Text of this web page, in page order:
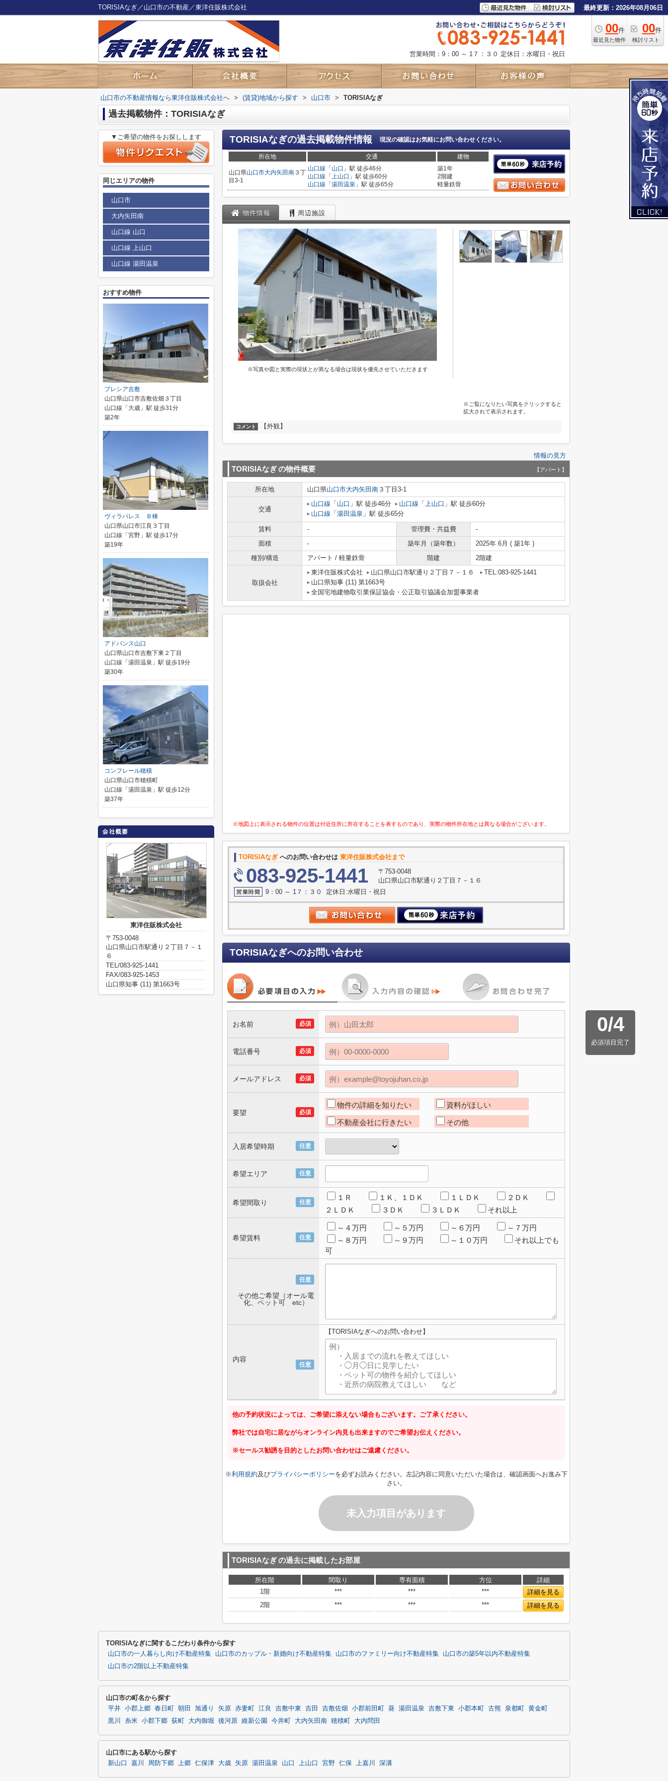
TORISIAなぎ／山口市の不動産／東洋住販株式会社 最終更新：2026年08月06日
00件
最近見た物件
00件
検討リスト
営業時間：9：00 ～ 1７：３０ 定休日：水曜日・祝日
山口市の不動産情報なら東洋住販株式会社へ > (賃貸)地域から探す > 山口市 > TORISIAなぎ
過去掲載物件：TORISIAなぎ
TORISIAなぎの過去掲載物件情報 現況の確認はお気軽にお問い合わせください。
所在地 交通 建物
山口県山口市大内矢田南 ３丁
目3-1
山口線 「 山口 」駅 徒歩46分
山口線 「 上山口 」駅 徒歩60分
山口線 「 湯田温泉 」駅 徒歩65分
築1年
2階建
軽量鉄骨
物件情報 周辺施設
※写真や図と実際の現状とが異なる場合は現状を優先させていただきます
※ご覧になりたい写真をクリックすると
拡大されて表示されます。
コメント 【外観】
情報の見方
TORISIAなぎの物件概要 【アパート】
所在地 山口県山口市大内矢田南 ３丁目3-1
交通
山口線 「 山口 」駅 徒歩46分 山口線 「 上山口 」駅 徒歩60分
山口線 「 湯田温泉 」駅 徒歩65分
賃料 - 管理費・共益費
-
面積
- 築年月（築年数）
2025年 6月 ( 築1年 )
種別/構造
アパート / 軽量鉄骨 階建 2階建
取扱会社
東洋住販株式会社 山口県山口市駅通り２丁目７－１６
TEL:083-925-1441
山口県知事 (11) 第1663号
全国宅地建物取引業保証協会・公正取引協議会加盟事業者
※地図上に表示される物件の位置は付近住所に所在することを表すものであり、実際の物件所在地とは異なる場合がございます。
TORISIAなぎ へのお問い合わせは 東洋住販株式会社まで
083-925-1441
〒753-0048
山口県山口市駅通り２丁目７－１６
9：00 ～ 1７：３０ 定休日:水曜日・祝日
TORISIAなぎへのお問い合わせ
0/4
必須項目完了
必須
お名前
必須
電話番号
必須
メールアドレス
必須
要望
物件の詳細を知りたい 資料がほしい
不動産会社に行きたい その他
任意
入居希望時期
任意
希望エリア
任意
希望間取り
１Ｒ １Ｋ、１ＤＫ １ＬＤＫ
２ＤＫ
２ＬＤＫ
３ＤＫ ３ＬＤＫ それ以上
任意
希望賃料
～４万円 ～５万円 ～６万円
～７万円
～８万円
～９万円 ～１０万円
それ以上でも
可
任意
その他ご希望（オール電
化、ペット可 etc）
任意
内容
【TORISIAなぎへのお問い合わせ】
他の予約状況によっては、ご希望に添えない場合もございます。ご了承ください。
弊社では自宅に居ながらオンライン内見も出来ますのでご希望お伝えください。
※セールス勧誘を目的としたお問い合わせはご遠慮ください。
※利用規約及びプライバシーポリシーを必ずお読みください。左記内容に同意いただいた場合は、確認画面へお進み下
さい。
未入力項目があります
TORISIAなぎの過去に掲載したお部屋
所在階 間取り 専有面積 方位
詳細
1階
*** *** ***
詳細を見る
2階
*** *** *** 詳細を見る
▼ご希望の物件をお探しします
同じエリアの物件
山口市
大内矢田南
山口線 山口
山口線 上山口
山口線 湯田温泉
おすすめ物件
プレシア吉敷
山口県山口市吉敷佐畑３丁目
山口線「大歳」駅 徒歩31分
築2年
ヴィラパレス Ｂ棟
山口県山口市江良３丁目
山口線「宮野」駅 徒歩17分
築19年
アドバンス山口
山口県山口市吉敷下東２丁目
山口線「湯田温泉」駅 徒歩19分
築30年
コンフレール穂積
山口県山口市穂積町
山口線「湯田温泉」駅 徒歩12分
築37年
東洋住販株式会社
〒753-0048
山口県山口市駅通り２丁目７－１
６
TEL/083-925-1441
FAX/083-925-1453
山口県知事 (11) 第1663号
TORISIAなぎに関するこだわり条件から探す
山口市の一人暮らし向け不動産特集 山口市のカップル・新婚向け不動産特集 山口市のファミリー向け不動産特集
山口市の築5年以内不動産特集
山口市の2階以上不動産特集
山口市の町名から探す
平井 小郡上郷 春日町 朝田 旭通り 矢原 赤妻町 江良 吉敷中東 吉田 吉敷佐畑 小郡前田町 葵 湯田温泉 吉敷下東 小郡本町 古熊 泉都町
黄金町
黒川
糸米 小郡下郷 荻町 大内御堀 後河原 維新公園 今井町 大内矢田南 穂積町 大内問田
山口市にある駅から探す
新山口 嘉川 周防下郷 上郷 仁保津 大歳 矢原 湯田温泉 山口 上山口 宮野 仁保 上嘉川 深溝